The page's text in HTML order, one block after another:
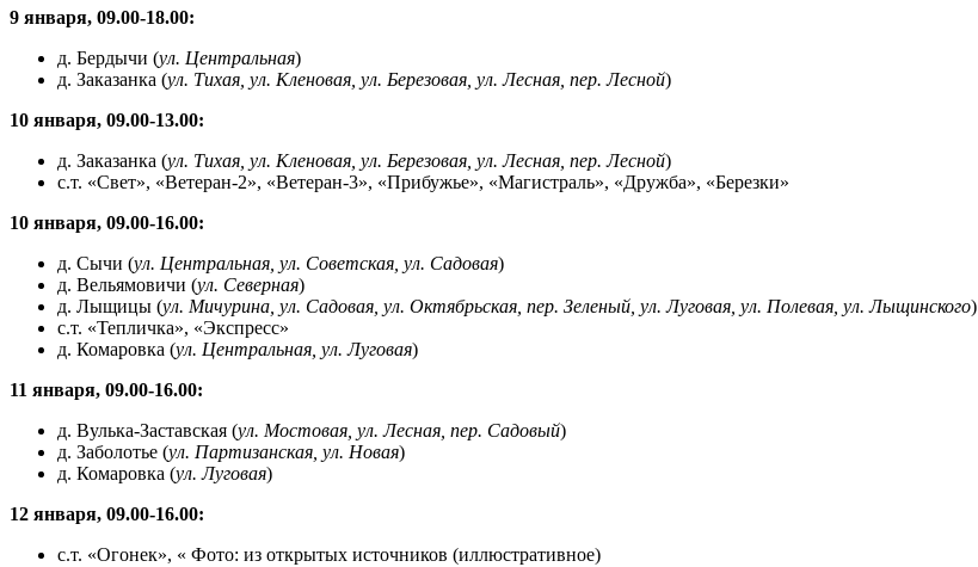
9 января, 09.00-18.00:
д. Бердычи (ул. Центральная)
д. Заказанка (ул. Тихая, ул. Кленовая, ул. Березовая, ул. Лесная, пер. Лесной)
10 января, 09.00-13.00:
д. Заказанка (ул. Тихая, ул. Кленовая, ул. Березовая, ул. Лесная, пер. Лесной)
с.т. «Свет», «Ветеран-2», «Ветеран-3», «Прибужье», «Магистраль», «Дружба», «Березки»
10 января, 09.00-16.00:
д. Сычи (ул. Центральная, ул. Советская, ул. Садовая)
д. Вельямовичи (ул. Северная)
д. Лыщицы (ул. Мичурина, ул. Садовая, ул. Октябрьская, пер. Зеленый, ул. Луговая, ул. Полевая, ул. Лыщинского)
с.т. «Тепличка», «Экспресс»
д. Комаровка (ул. Центральная, ул. Луговая)
11 января, 09.00-16.00:
д. Вулька-Заставская (ул. Мостовая, ул. Лесная, пер. Садовый)
д. Заболотье (ул. Партизанская, ул. Новая)
д. Комаровка (ул. Луговая)
12 января, 09.00-16.00:
с.т. «Огонек», « Фото: из открытых источников (иллюстративное)